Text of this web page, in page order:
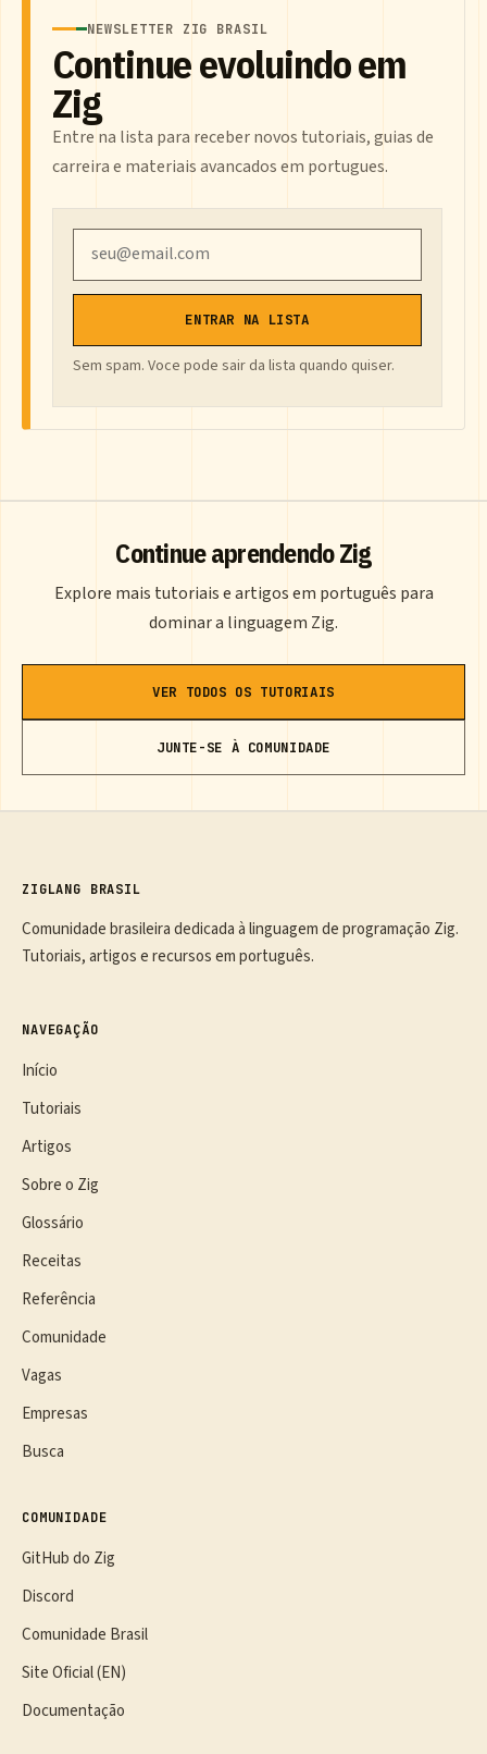
NEWSLETTER ZIG BRASIL
Continue evoluindo em
Zig
Entre na lista para receber novos tutoriais, guias de
carreira e materiais avancados em portugues.
ENTRAR NA LISTA
Sem spam. Voce pode sair da lista quando quiser.
Continue aprendendo Zig
Explore mais tutoriais e artigos em português para
dominar a linguagem Zig.
VER TODOS OS TUTORIAIS
JUNTE-SE À COMUNIDADE
ZIGLANG BRASIL
Comunidade brasileira dedicada à linguagem de programação Zig.
Tutoriais, artigos e recursos em português.
NAVEGAÇÃO
Início
Tutoriais
Artigos
Sobre o Zig
Glossário
Receitas
Referência
Comunidade
Vagas
Empresas
Busca
COMUNIDADE
GitHub do Zig
Discord
Comunidade Brasil
Site Oficial (EN)
Documentação